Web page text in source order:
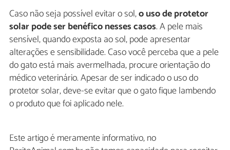
Caso não seja possível evitar o sol,o uso de protetor
solar pode ser benéfico nesses casos. A pele mais
sensível, quando exposta ao sol, pode apresentar
alterações e sensibilidade. Caso você perceba que a pele
do gato está mais avermelhada, procure orientação do
médico veterinário. Apesar de ser indicado o uso do
protetor solar, deve-se evitar que o gato fique lambendo
o produto que foi aplicado nele.
Este artigo é meramente informativo, no